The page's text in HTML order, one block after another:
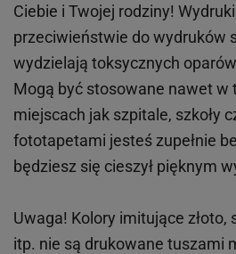
Ciebie i Twojej rodziny!
przeciwieństwie do wydruków
wydzielają toksycznych
Mogą być stosowane nawet w
miejscach jak szpitale, szkoły
fototapetami jesteś zupełnie
będziesz się cieszył pięknym
Uwaga! Kolory imitujące złoto,
itp. nie są drukowane tuszami